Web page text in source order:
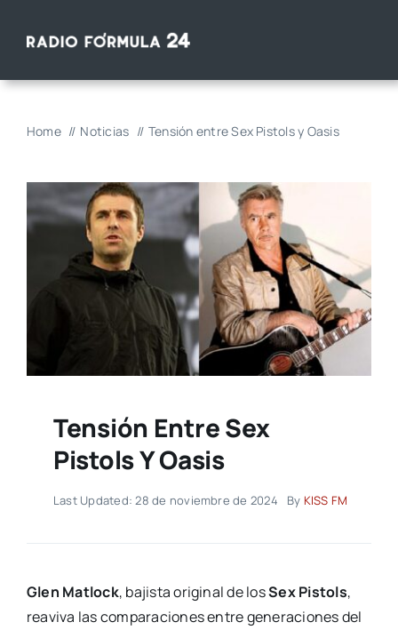
Home Noticias Tensión entre Sex Pistols y Oasis
Tensión Entre Sex
Pistols Y Oasis
Last Updated: 28 de noviembre de 2024 By KISS FM
Glen Matlock, bajista original de losSex Pistols,
reaviva las comparaciones entre generaciones del